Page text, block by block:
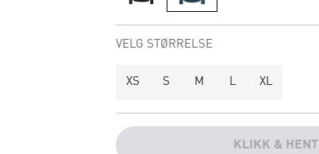
VELG STØRRELSE
XS S M L XL
KLIKK & HENT